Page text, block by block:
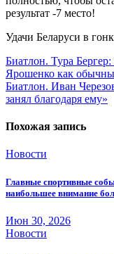
результат -7 место!
Удачи Беларуси в
Навигация
по
записям
Биатлон. Тура
Ярошенко как
Биатлон. Иван
занял благодаря ему»
Похожая запись
Новости
Главные спортивные
наибольшее внимание
Июн 30, 2026
Новости